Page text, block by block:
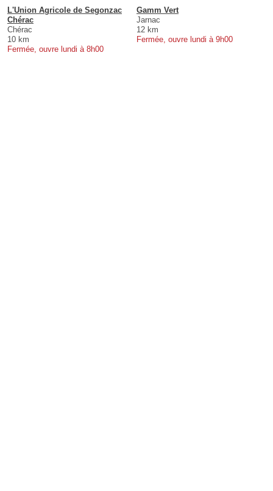
L'Union Agricole de Segonzac
Chérac
Chérac
10 km
Fermée, ouvre lundi à 8h00
Gamm Vert
Jarnac
12 km
Fermée, ouvre lundi à 9h00